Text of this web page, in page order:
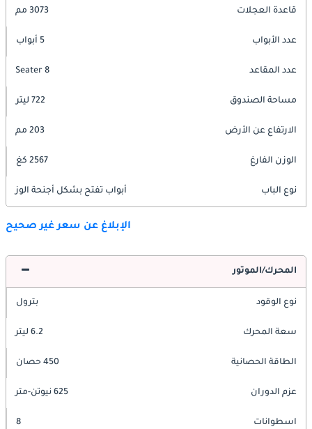
قاعدة العجلات 3073 مم
عدد الأبواب 5 أبواب
عدد المقاعد 8 Seater
مساحة الصندوق 722 ليتر
الارتفاع عن الأرض 203 مم
الوزن الفارغ 2567 كغ
نوع الباب أبواب تفتح بشكل أجنحة الوز
الإبلاغ عن سعر غير صحيح
المحرك/الموتور
نوع الوقود بترول
سعة المحرك 6.2 ليتر
الطاقة الحصانية 450 حصان
عزم الدوران 625 نيوتن-متر
اسطوانات 8